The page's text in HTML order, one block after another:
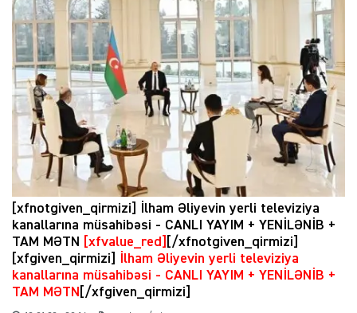
[xfnotgiven_qirmizi] İlham Əliyevin yerli televiziya
kanallarına müsahibəsi - CANLI YAYIM + YENİLƏNİB +
TAM MƏTN
[xfvalue_red]
[/xfnotgiven_qirmizi]
[xfgiven_qirmizi]
İlham Əliyevin yerli televiziya
kanallarına müsahibəsi - CANLI YAYIM + YENİLƏNİB +
TAM MƏTN [/xfgiven_qirmizi]